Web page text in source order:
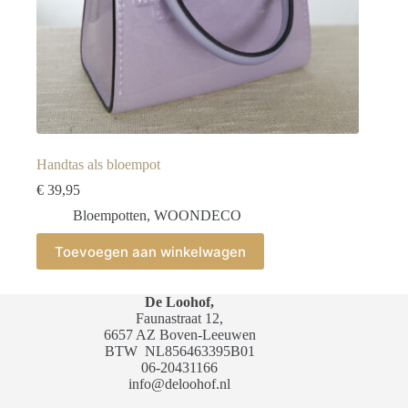
Handtas als bloempot
€ 39,95
Bloempotten, WOONDECO
Toevoegen aan winkelwagen
De Loohof,
Faunastraat 12,
6657 AZ Boven-Leeuwen
BTW NL856463395B01
06-20431166
info@deloohof.nl